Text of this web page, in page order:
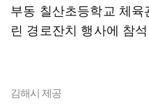
부동 칠산초등학교 체
린 경로잔치 행사에 참
김해시 제공